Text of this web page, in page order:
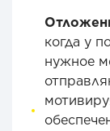
когда у
нужное